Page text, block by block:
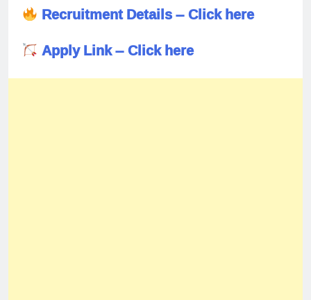
Recruitment Details – Click here
Apply Link – Click here